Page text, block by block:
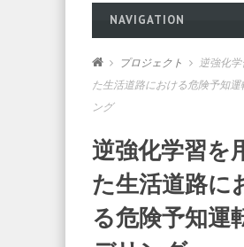
NAVIGATION
プロジェクト
逆強化
た生活道路における危険予知運
ング
逆強化学習を
た生活道路に
る危険予知運